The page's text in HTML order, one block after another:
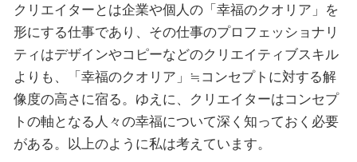
クリエイターとは企業や個人の「幸福のクオリア」を
形にする仕事であり、その仕事のプロフェッショナリ
ティはデザインやコピーなどのクリエイティブスキル
よりも、「幸福のクオリア」≒コンセプトに対する解
像度の高さに宿る。ゆえに、クリエイターはコンセプ
トの軸となる人々の幸福について深く知っておく必要
がある。以上のように私は考えています。